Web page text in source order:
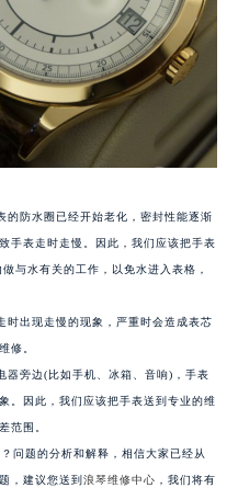
的防水圈已经开始老化，密封性能逐渐
手表走时走慢。因此，我们应该把手表
与水有关的工作，以免水进入表格，
时出现走慢的现象，严重时会造成表芯
修。
器旁边(比如手机、冰箱、音响)，手表
。因此，我们应该把手表送到专业的维
范围。
问题的分析和解释，相信大家已经从
，建议您送到 浪琴维修中心 ，我们将有